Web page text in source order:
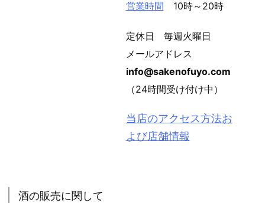
営業時間 10時～20時
定休日 毎週火曜日
メールアドレス
info@sakenofuyo.com
（24時間受け付け中）
当店のアクセス方法お
よび店舗情報
酒の販売に関して